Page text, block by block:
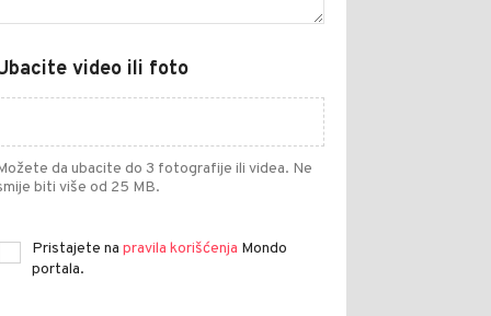
video ili foto
da ubacite do 3 fotografije ili videa. Ne
biti više od 25 MB.
Pristajete na pravila korišćenja Mondo
portala.